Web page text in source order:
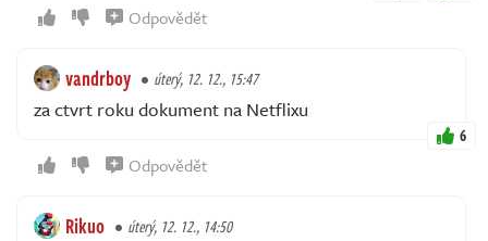
Odpovědět
vandrboy úterý, 12. 12., 15:47
za ctvrt roku dokument na Netflixu
6
Odpovědět
Rikuo úterý, 12. 12., 14:50